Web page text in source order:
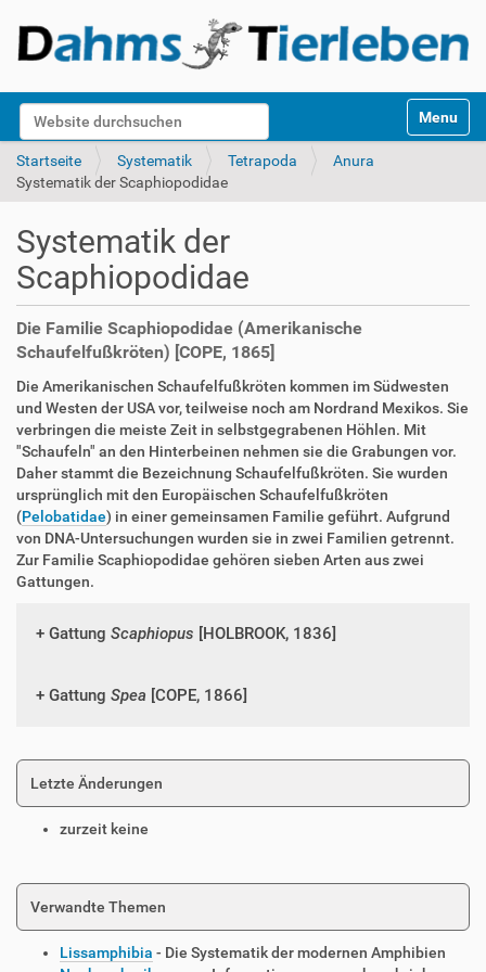
Website durchsuchen
k
Toggle
Startseite Systematik Tetrapoda
Anura
Systematik der Scaphiopodidae
Systematik der
Scaphiopodidae
Die Familie Scaphiopodidae (Amerikanische
Schaufelfußkröten) [COPE, 1865]
Die Amerikanischen Schaufelfußkröten kommen im Südwesten
und Westen der USA vor, teilweise noch am Nordrand Mexikos. Sie
verbringen die meiste Zeit in selbstgegrabenen Höhlen. Mit
"Schaufeln" an den Hinterbeinen nehmen sie die Grabungen vor.
Daher stammt die Bezeichnung Schaufelfußkröten. Sie wurden
ursprünglich mit den Europäischen Schaufelfußkröten
(Pelobatidae) in einer gemeinsamen Familie geführt. Aufgrund
von DNA-Untersuchungen wurden sie in zwei Familien getrennt.
Zur Familie Scaphiopodidae gehören sieben Arten aus zwei
Gattungen.
Gattung Scaphiopus [HOLBROOK, 1836]
Gattung Spea [COPE, 1866]
Letzte Änderungen
zurzeit keine
Verwandte Themen
Lissamphibia - Die Systematik der modernen Amphibien